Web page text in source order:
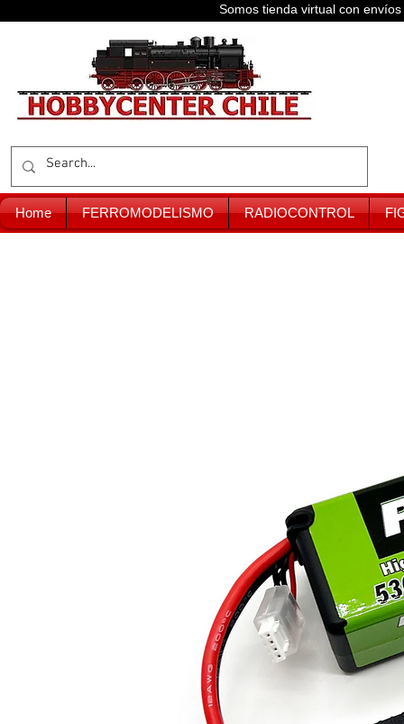
Somos tienda virtual con
Home FERROMODELISMO RADIOCONTROL